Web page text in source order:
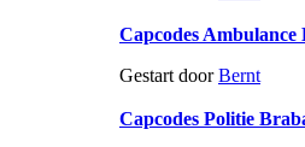
Capcodes
Gestart doorBernt
Capcodes Politie